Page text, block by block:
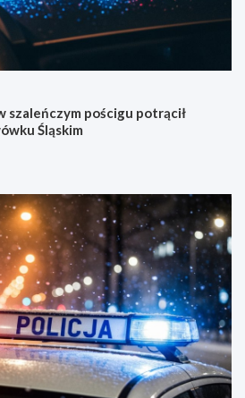
pościgu potrącił
Śląskim